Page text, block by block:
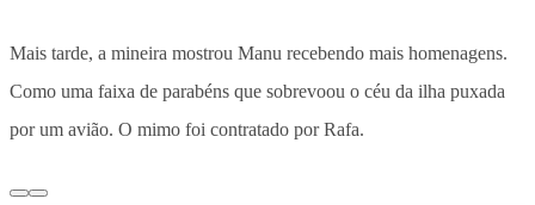
Mais tarde, a mineira mostrou Manu recebendo mais homenagens.
Como uma faixa de parabéns que sobrevoou o céu da ilha puxada
por um avião. O mimo foi contratado por Rafa.